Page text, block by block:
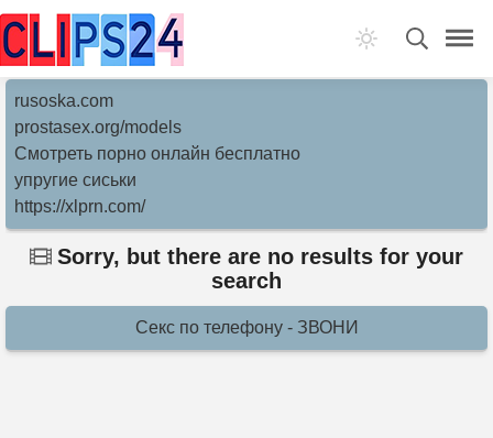
rusoska.com
prostasex.org/models
Смотреть порно онлайн бесплатно
упругие сиськи
https://xlprn.com/
Sorry, but there are no results for your
search
Секс по телефону - ЗВОНИ